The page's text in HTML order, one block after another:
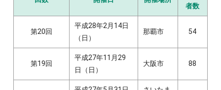
者数
第20回
平成28年2月14日
（日）
那覇市 54
第19回
平成27年11月29
日（日）
大阪市 88